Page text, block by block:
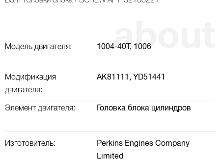
Модель двигателя: 1004-40Т, 1006
Модификация
двигателя:
AK81111, YD51441
Элемент двигателя: Головка блока цилиндров
Изготовитель:
Perkins Engines Company
Limited